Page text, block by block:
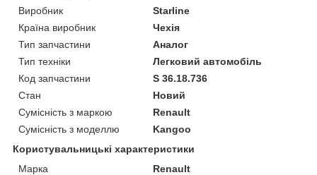
Виробник
Starline
Країна виробник
Чехія
Тип запчастини
Аналог
Тип техніки
Легковий автомобіль
Код запчастини
S 36.18.736
Стан
Новий
Сумісність з маркою
Renault
Сумісність з моделлю
Kangoo
Користувальницькі характеристики
Марка
Renault